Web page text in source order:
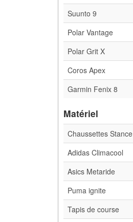
Suunto 9
Polar Vantage
Polar Grit X
Coros Apex
Garmin Fenix 8
Matériel
Chaussettes Stance
Adidas Climacool
Asics Metaride
Puma ignite
Tapis de course